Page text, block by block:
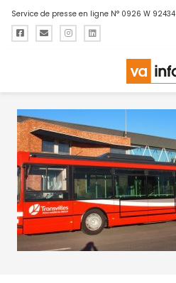
Service de presse en ligne N° 0926 W 92434